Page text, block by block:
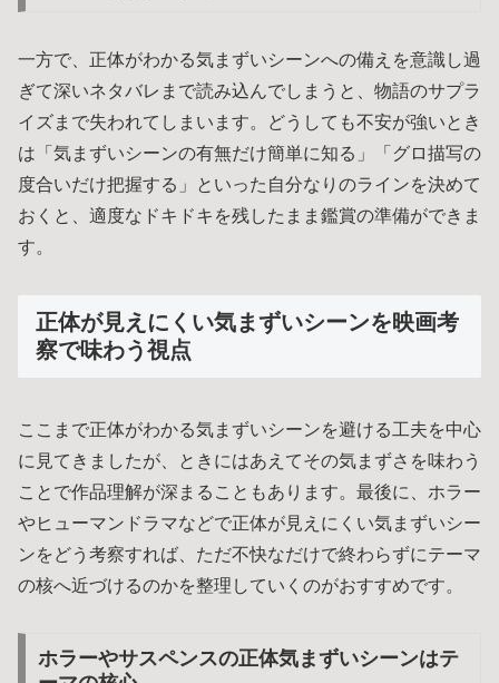
一方で、正体がわかる気まずいシーンへの備えを意識し過
ぎて深いネタバレまで読み込んでしまうと、物語のサプラ
イズまで失われてしまいます。どうしても不安が強いとき
は「気まずいシーンの有無だけ簡単に知る」「グロ描写の
度合いだけ把握する」といった自分なりのラインを決めて
おくと、適度なドキドキを残したまま鑑賞の準備ができま
す。
正体が見えにくい気まずいシーンを映画考
察で味わう視点
ここまで正体がわかる気まずいシーンを避ける工夫を中心
に見てきましたが、ときにはあえてその気まずさを味わう
ことで作品理解が深まることもあります。最後に、ホラー
やヒューマンドラマなどで正体が見えにくい気まずいシー
ンをどう考察すれば、ただ不快なだけで終わらずにテーマ
の核へ近づけるのかを整理していくのがおすすめです。
ホラーやサスペンスの正体気まずいシーンはテ